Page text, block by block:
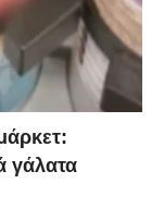
γάλατα